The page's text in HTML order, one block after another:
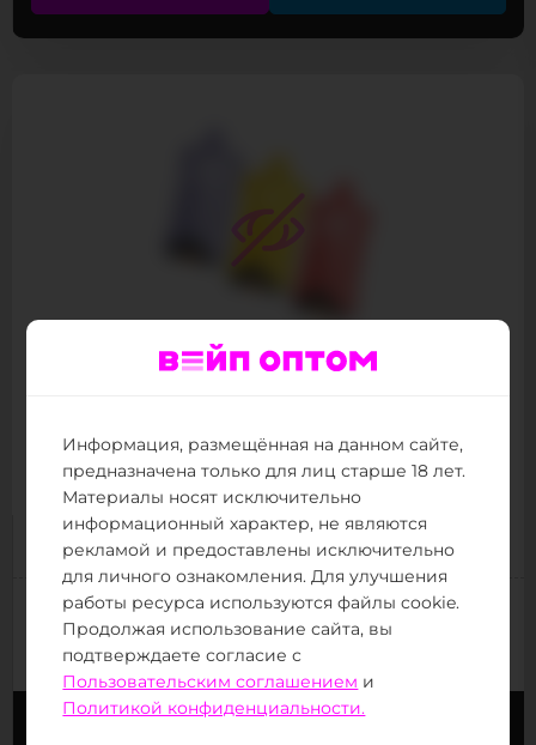
WAKA Double 60000
Максимальная мощность, Вт : 30
Товар в наличии
Цена за штуку: 1 799 ₽
Следующая цена: 1 120 ₽ (от 30 тыс. )
Минимальная цена: 1 070 ₽
Информация, размещённая на данном сайте,
предназначена только для лиц старше 18 лет.
Материалы носят исключительно
информационный характер, не являются
рекламой и предоставлены исключительно
для личного ознакомления. Для улучшения
работы ресурса используются файлы cookie.
Продолжая использование сайта, вы
подтверждаете согласие с
Пользовательским соглашением и
Политикой конфиденциальности.